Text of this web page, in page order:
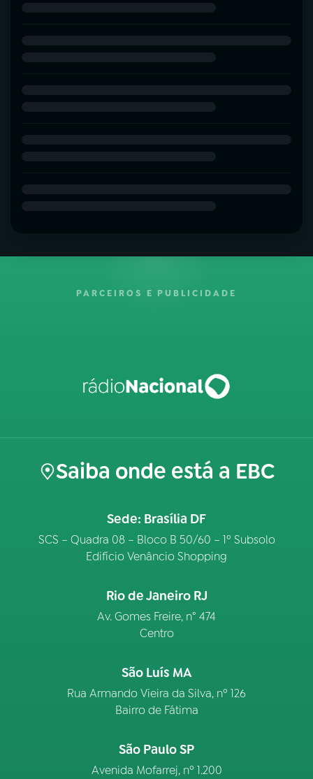
PARCEIROS E PUBLICIDADE
Saiba onde está a EBC
Sede: Brasília DF
SCS – Quadra 08 – Bloco B 50/60 – 1º Subsolo
Edifício Venâncio Shopping
Rio de Janeiro RJ
Av. Gomes Freire, n° 474
Centro
São Luís MA
Rua Armando Vieira da Silva, nº 126
Bairro de Fátima
São Paulo SP
Avenida Mofarrej, nº 1.200